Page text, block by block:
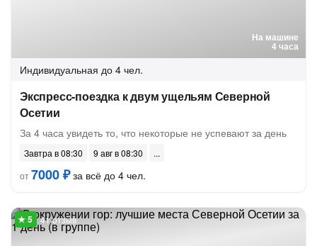
На машине
4 часа
Индивидуальная до 4 чел.
Экспресс-поездка к двум ущельям Северной
Осетии
За 4 часа увидеть то, что некоторые не успевают за день
Завтра в 08:30
9 авг в 08:30
от7000 ₽за всё до 4 чел.
41 отзыв